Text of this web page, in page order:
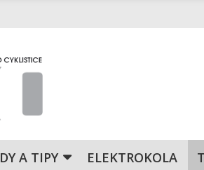
A TIPY ELEKTROKOLA